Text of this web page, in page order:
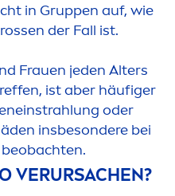
in Gruppen auf, wie
der Fall ist.
Frauen jeden Alters
ist aber häufiger
oder
insbesondere bei
VERURSACHEN?